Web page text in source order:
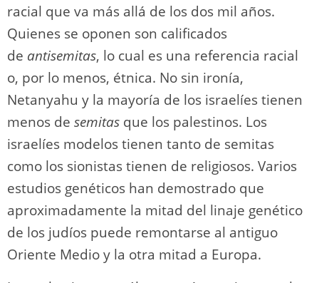
racial que va más allá de los dos mil años.
Quienes se oponen son calificados
de antisemitas, lo cual es una referencia racial
o, por lo menos, étnica. No sin ironía,
Netanyahu y la mayoría de los israelíes tienen
menos de semitas que los palestinos. Los
israelíes modelos tienen tanto de semitas
como los sionistas tienen de religiosos. Varios
estudios genéticos han demostrado que
aproximadamente la mitad del linaje genético
de los judíos puede remontarse al antiguo
Oriente Medio y la otra mitad a Europa.